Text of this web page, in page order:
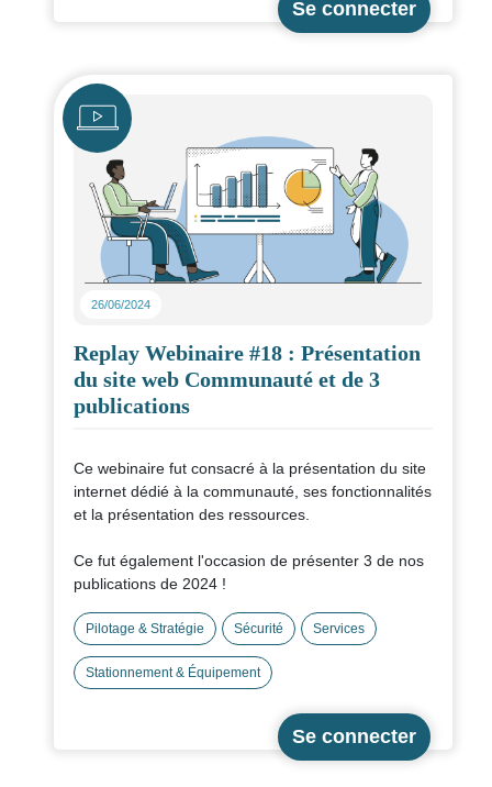
Icône
26/06/2024
Replay Webinaire #18 : Présentation
du site web Communauté et de 3
publications
Ce webinaire fut consacré à la présentation du site
internet dédié à la communauté, ses fonctionnalités
et la présentation des ressources.
Ce fut également l'occasion de présenter 3 de nos
publications de 2024 !
d'action en faveur du vélo.
- 2) Une fiche thématique consacrée à
(privés ET publics), avec leurs
Pilotage & Stratégie Sécurité Services
Stationnement & Équipement